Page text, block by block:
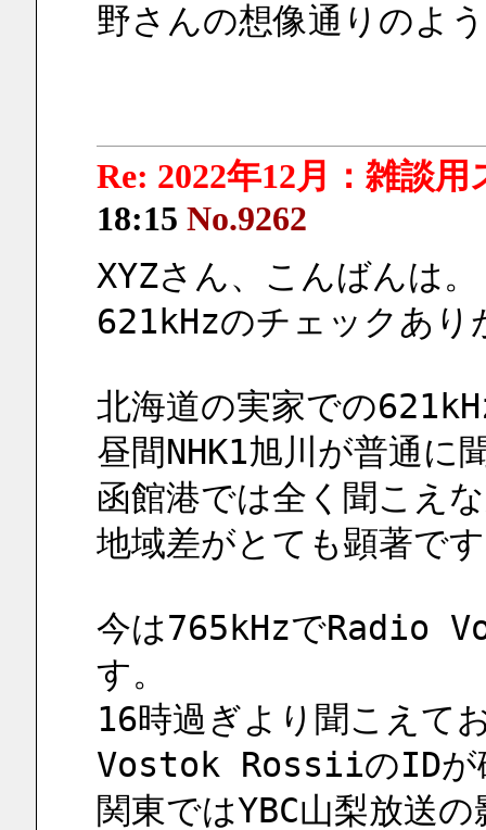
野さんの想像通りのよ
Re: 2022年12月：雑談
18:15 No.9262
XYZさん、こんばんは。
621kHzのチェックあり
北海道の実家での
昼間NHK1旭川が普通に
函館港では全く聞こえ
地域差がとても顕著で
今は765kHzでRadio
す。
16時過ぎより聞こえて
Vostok RossiiのIDが
関東ではYBC山梨放送